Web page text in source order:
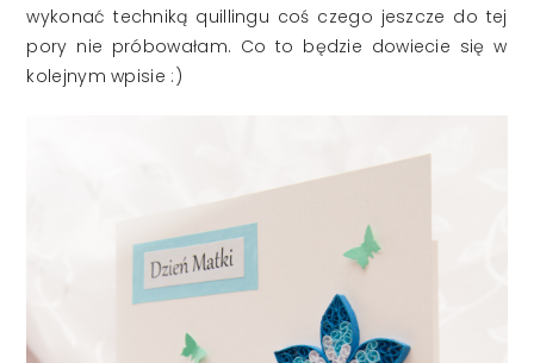
wykonać techniką quillingu coś czego jeszcze do tej
pory nie próbowałam. Co to będzie dowiecie się w
kolejnym wpisie :)